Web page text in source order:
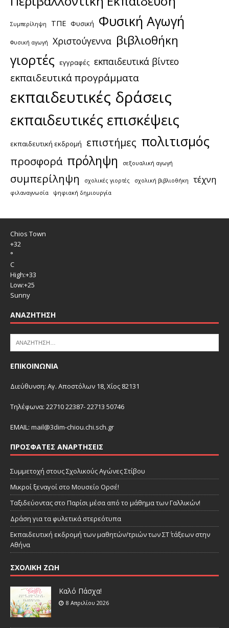
Συμπερίληψη ΤΠΕ Φυσική Φυσική Αγωγή
Φυσική αγωγή Χριστούγεννα βιβλιοθήκη
γιορτές εγγραφές εκπαιδευτικά βίντεο
εκπαιδευτικά προγράμματα
εκπαιδευτικές δράσεις
εκπαιδευτικές επισκέψεις
εκπαιδευτική εκδρομή επιστήμες πολιτισμός
προσφορά πρόληψη σεξουαλική αγωγή
συμπερίληψη σχολικές γιορτές σχολική βιβλιοθήκη τέχνη
φιλαναγνωσία ψηφιακή δημιουργία
Chios Town
+32
°
C
High:+33
Low:+25
Sunny
ΑΝΑΖΉΤΗΣΗ
ΕΠΙΚΟΙΝΩΝΙΑ
Διεύθυνση: Αγ. Αποστόλων 18, Χίος 82131
Τηλέφωνα: 22710 22387- 22713 50746
EMAIL: mail@3dim-chiou.chi.sch.gr
ΠΡΌΣΦΑΤΕΣ ΑΝΑΡΤΉΣΕΙΣ
Συμμετοχή στους Σχολικούς Αγώνες Στίβου
Μικροί ξεναγοί στο Μουσείο Ορσέ!
Ταξιδεύοντας στο Παρίσι μέσα από το μάθημα των Γαλλικών!
Δράση για τα φυλετικά στερεότυπα
Εκπαιδευτική εκδρομή των μαθητών/τριών των ΣΤ΄ τάξεων στην
Αθήνα
ΣΧΟΛΙΚΗ ΖΩΗ
Καλό Πάσχα!
8 Απριλίου 2026